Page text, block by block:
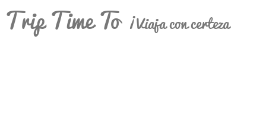
Trip Time To ¡Viaja con certeza